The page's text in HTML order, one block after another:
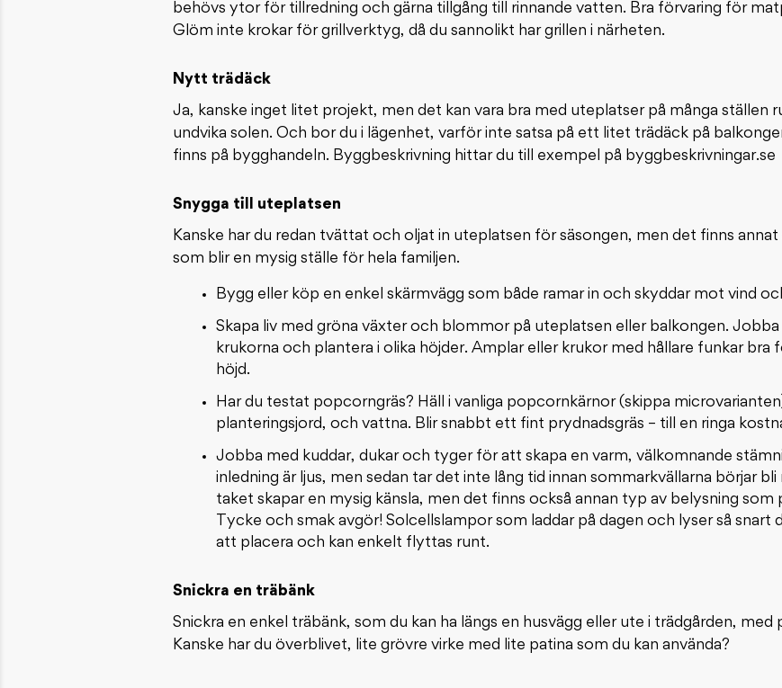
behövs ytor för tillredning och gärna tillgång till rinnande vatten. Bra förvaring för
Glöm inte krokar för grillverktyg, då du sannolikt har grillen i närheten.
Nytt trädäck
Ja, kanske inget litet projekt, men det kan vara bra med uteplatser på många ställen
undvika solen. Och bor du i lägenhet, varför inte satsa på ett litet trädäck på
finns på bygghandeln. Byggbeskrivning hittar du till exempel på byggbeskrivningar.se
Snygga till uteplatsen
Kanske har du redan tvättat och oljat in uteplatsen för säsongen, men det finns
som blir en mysig ställe för hela familjen.
Bygg eller köp en enkel skärmvägg som både ramar in och skyddar mot vind
Skapa liv med gröna växter och blommor på uteplatsen eller balkongen.
krukorna och plantera i olika höjder. Amplar eller krukor med hållare funkar bra
höjd.
Har du testat popcorngräs? Häll i vanliga popcornkärnor (skippa
planteringsjord, och vattna. Blir snabbt ett fint prydnadsgräs – till en ringa
Jobba med kuddar, dukar och tyger för att skapa en varm, välkomnande
inledning är ljus, men sedan tar det inte lång tid innan sommarkvällarna börjar bli
taket skapar en mysig känsla, men det finns också annan typ av belysning som
Tycke och smak avgör! Solcellslampor som laddar på dagen och lyser så snart
att placera och kan enkelt flyttas runt.
Snickra en träbänk
Snickra en enkel träbänk, som du kan ha längs en husvägg eller ute i trädgården,
Kanske har du överblivet, lite grövre virke med lite patina som du kan använda?